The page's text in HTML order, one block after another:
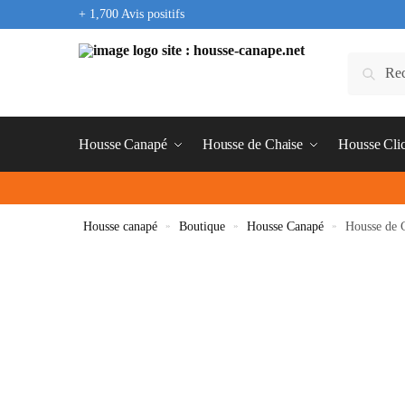
+ 1,700 Avis positifs
Housse Canapé Housse de Chaise Housse
Housse canapé » Boutique » Housse Canapé » Housse de